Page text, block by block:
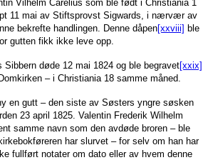
Vilhelm Carelius som ble født i Christiania 1
11 mai av Stiftsprovst Sigwards, i nærvær av
bekrefte handlingen. Denne dåpen[xxviii] ble
gutten fikk ikke leve opp.
Sibbern døde 12 mai 1824 og ble begravet[xxix]
– i Christiania 18 samme måned.
en gutt – den siste av Søsters yngre søsken
23 april 1825. Valentin Frederik Wilhelm
samme navn som den avdøde broren – ble
kirkebokføreren har slurvet – for selv om han har
fullført notater om dato eller av hvem denne